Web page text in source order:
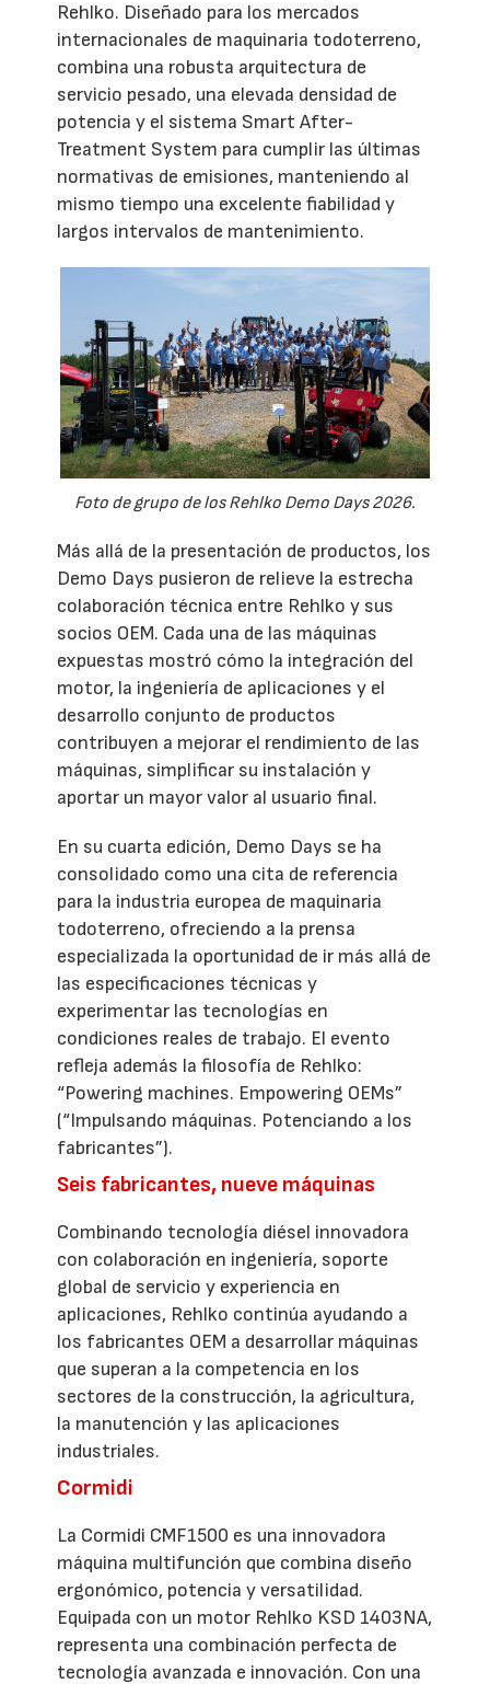
Rehlko. Diseñado para los mercados
internacionales de maquinaria todoterreno,
combina una robusta arquitectura de
servicio pesado, una elevada densidad de
potencia y el sistema Smart After-
Treatment System para cumplir las últimas
normativas de emisiones, manteniendo al
mismo tiempo una excelente fiabilidad y
largos intervalos de mantenimiento.
Foto de grupo de los Rehlko Demo Days 2026.
Más allá de la presentación de productos, los
Demo Days pusieron de relieve la estrecha
colaboración técnica entre Rehlko y sus
socios OEM. Cada una de las máquinas
expuestas mostró cómo la integración del
motor, la ingeniería de aplicaciones y el
desarrollo conjunto de productos
contribuyen a mejorar el rendimiento de las
máquinas, simplificar su instalación y
aportar un mayor valor al usuario final.
En su cuarta edición, Demo Days se ha
consolidado como una cita de referencia
para la industria europea de maquinaria
todoterreno, ofreciendo a la prensa
especializada la oportunidad de ir más allá de
las especificaciones técnicas y
experimentar las tecnologías en
condiciones reales de trabajo. El evento
refleja además la filosofía de Rehlko:
“Powering machines. Empowering OEMs”
(“Impulsando máquinas. Potenciando a los
fabricantes”).
Seis fabricantes, nueve máquinas
Combinando tecnología diésel innovadora
con colaboración en ingeniería, soporte
global de servicio y experiencia en
aplicaciones, Rehlko continúa ayudando a
los fabricantes OEM a desarrollar máquinas
que superan a la competencia en los
sectores de la construcción, la agricultura,
la manutención y las aplicaciones
industriales.
Cormidi
La Cormidi CMF1500 es una innovadora
máquina multifunción que combina diseño
ergonómico, potencia y versatilidad.
Equipada con un motor Rehlko KSD 1403NA,
representa una combinación perfecta de
tecnología avanzada e innovación. Con una